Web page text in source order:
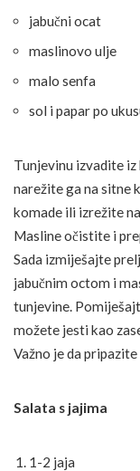
jabučni ocat
maslinovo ulje
malo senfa
sol i papar po
Tunjevinu izvadite
narežite ga na sitne
komade ili izrežite
Masline očistite i
Sada izmiješajte
jabučnim octom i
tunjevine.
možete jesti kao
Važno je da
Salata s jajima
1-2 jaja